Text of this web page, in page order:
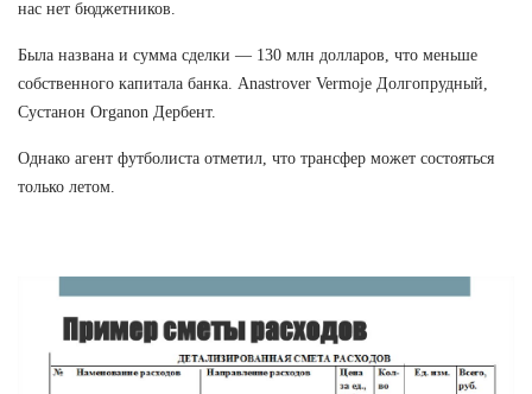
нас нет бюджетников.
Была названа и сумма сделки — 130 млн долларов, что меньше
собственного капитала банка. Anastrover Vermoje Долгопрудный,
Сустанон Organon Дербент.
Однако агент футболиста отметил, что трансфер может состояться
только летом.